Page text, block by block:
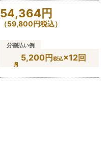
54,364円
（59,800円税込）
分割払い例
5,200円税込×12回